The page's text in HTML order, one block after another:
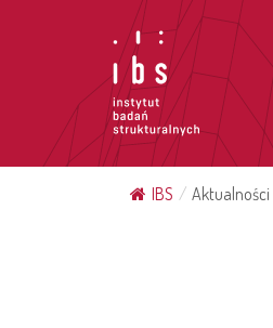
IBS / Aktualności